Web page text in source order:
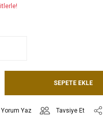
SEPETE EKLE
Yorum Yaz Tavsiye Et